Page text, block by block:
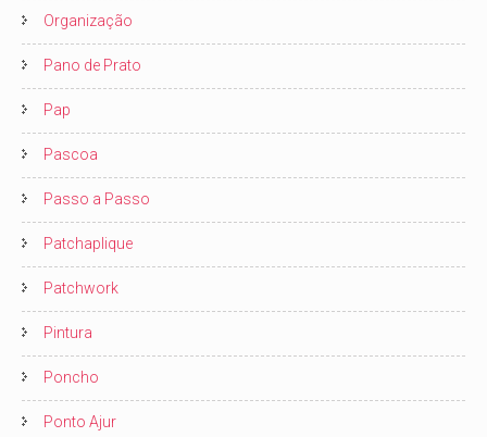
Organização
Pano de Prato
Pap
Pascoa
Passo a Passo
Patchaplique
Patchwork
Pintura
Poncho
Ponto Ajur